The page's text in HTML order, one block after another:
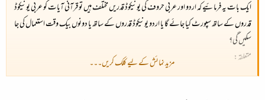
ایک بات یہ فرمائیے کہ اردو اور عربی حروف کی یونیکوڈ قدریں مختلف ہیں تو قرآنی آیات کو عربی یونیکوڈ
قدروں کے ساتھ سپورٹ کیا جائے گا یا اردو یونیکوڈ قدروں کے ساتھ یا دونوں بیک وقت استعمال کی جا
سکیں گی؟
متعلقہ:
حرفی قدر مبدل
مزید نمائش کے لیے کلک کریں۔۔۔